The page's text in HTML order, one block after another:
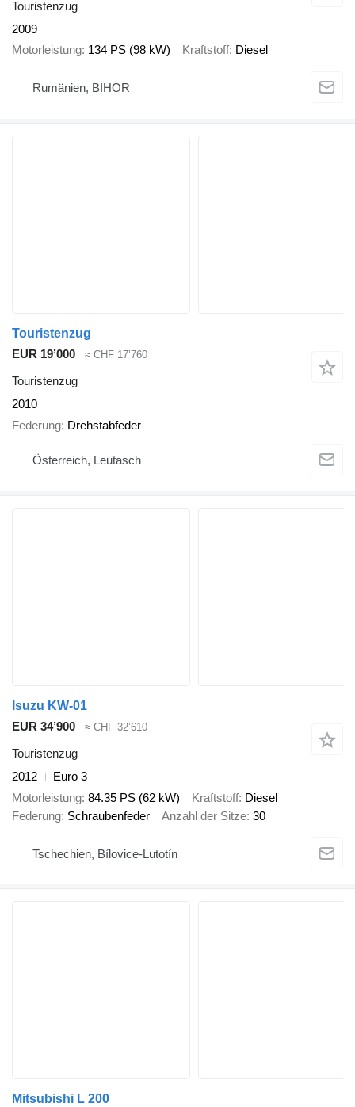
Touristenzug
2009
Motorleistung 134 PS (98 kW) Kraftstoff Diesel
Rumänien, BIHOR
Touristenzug
EUR 19’000
≈ CHF 17’760
Touristenzug
2010
Federung Drehstabfeder
Österreich, Leutasch
Isuzu KW-01
EUR 34’900
≈ CHF 32’610
Touristenzug
2012
Euro 3
Motorleistung 84.35 PS (62 kW) Kraftstoff Diesel
Federung Schraubenfeder Anzahl der Sitze 30
Tschechien, Bílovice-Lutotín
Mitsubishi L 200